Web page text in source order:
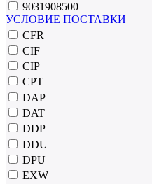
9031908500
УСЛОВИЕ ПОСТАВКИ
CFR
CIF
CIP
CPT
DAP
DAT
DDP
DDU
DPU
EXW